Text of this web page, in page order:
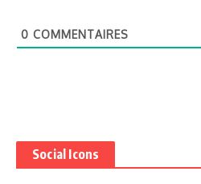
0 COMMENTAIRES
Social Icons